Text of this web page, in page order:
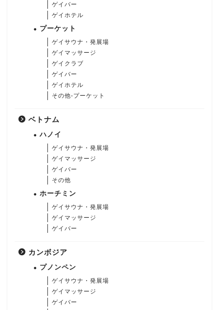
ゲイバー
ゲイホテル
プーケット
ゲイサウナ・発展場
ゲイマッサージ
ゲイクラブ
ゲイバー
ゲイホテル
その他-プーケット
ベトナム
ハノイ
ゲイサウナ・発展場
ゲイマッサージ
ゲイバー
その他
ホーチミン
ゲイサウナ・発展場
ゲイマッサージ
ゲイバー
カンボジア
プノンペン
ゲイサウナ・発展場
ゲイマッサージ
ゲイバー